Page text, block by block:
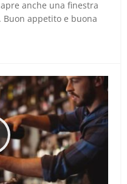
anche una finestra
appetito e buona